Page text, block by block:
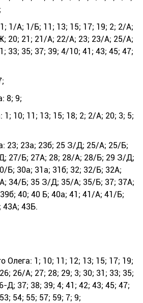
1/А; 1/Б; 11; 13; 15; 17; 19; 2; 2/А;
20; 21; 21/А; 22/А; 23; 23/А; 25/А;
33; 35; 37; 39; 4/10; 41; 43; 45; 47;
8; 9;
1; 10; 11; 13; 15; 18; 2; 2/А; 20; 3; 5;
23; 23а; 23б; 25 З/Д; 25/А; 25/Б;
27/Б; 27А; 28; 28/А; 28/Б; 29 З/Д;
Б; 30а; 31а; 31б; 32; 32/Б; 32А;
34/Б; 35 З/Д; 35/А; 35/Б; 37; 37А;
40; 40 Б; 40а; 41; 41/А; 41/Б;
43А; 43Б.
Олега: 1; 10; 11; 12; 13; 15; 17; 19;
26/А; 27; 28; 29; 3; 30; 31; 33; 35;
Д; 37; 38; 39; 4; 41; 42; 43; 45; 47;
54; 55; 57; 59; 7; 9;